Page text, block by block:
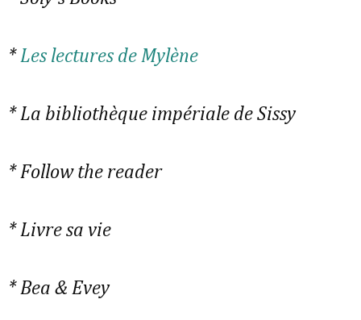
*Les lectures de Mylène
* La bibliothèque impériale de Sissy
* Follow the reader
* Livre sa vie
* Bea & Evey